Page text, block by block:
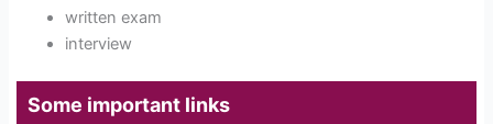
written exam
interview
Some important links